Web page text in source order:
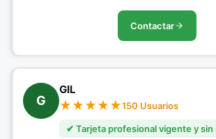
Contactar
G
GIL
150 Usuarios
✔ Tarjeta profesional vigente y sin